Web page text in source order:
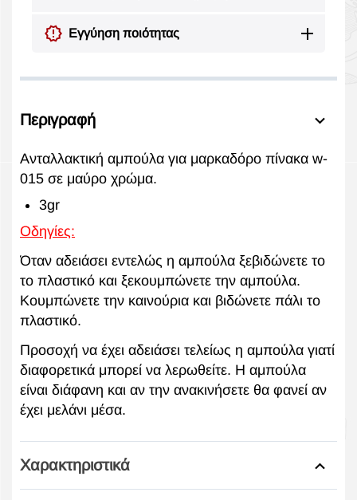
Εγγύηση ποιότητας
Περιγραφή
Ανταλλακτική αμπούλα για μαρκαδόρο πίνακα w-
015 σε μαύρο χρώμα.
3gr
Οδηγίες:
Όταν αδειάσει εντελώς η αμπούλα ξεβιδώνετε το
το πλαστικό και ξεκουμπώνετε την αμπούλα.
Κουμπώνετε την καινούρια και βιδώνετε πάλι το
πλαστικό.
Προσοχή να έχει αδειάσει τελείως η αμπούλα γιατί
διαφορετικά μπορεί να λερωθείτε. Η αμπούλα
είναι διάφανη και αν την ανακινήσετε θα φανεί αν
έχει μελάνι μέσα.
Χαρακτηριστικά